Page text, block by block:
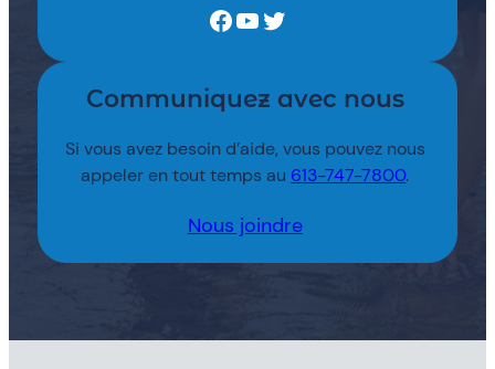
Facebook YouTube Twitter
Communiquez avec nous
Si vous avez besoin d’aide, vous pouvez nous
appeler en tout temps au 613-747-7800.
Nous joindre